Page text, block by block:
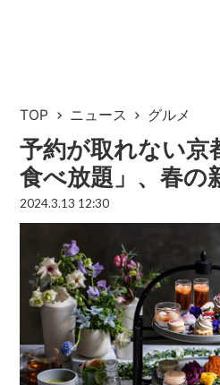
TOP ニュース グルメ
予約が取れない京
食べ放題」、春の
2024.3.13 12:30